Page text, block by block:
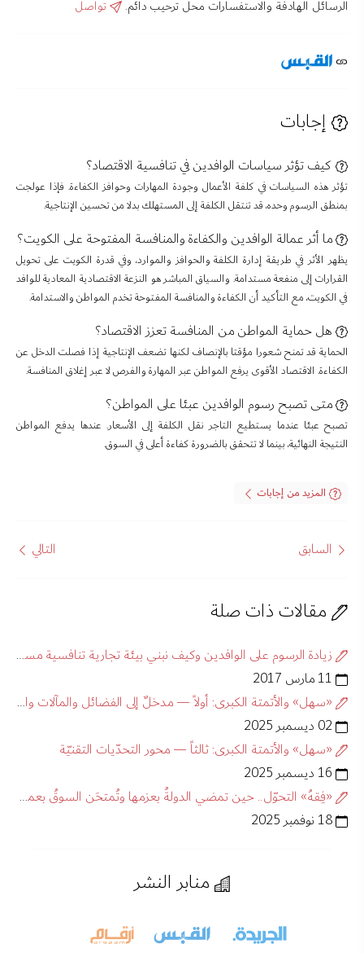
الرسائل الهادفة والاستفسارات محل ترحيب دائم. تواصل
إجابات
كيف تؤثر سياسات الوافدين في تنافسية الاقتصاد؟
تؤثر هذه السياسات في كلفة الأعمال وجودة المهارات وحوافز الكفاءة. فإذا عولجت
بمنطق الرسوم وحده، قد تنتقل الكلفة إلى المستهلك بدلا من تحسين الإنتاجية.
ما أثر عمالة الوافدين والكفاءة والمنافسة المفتوحة على الكويت؟
يظهر الأثر في طريقة إدارة الكلفة والحوافز والموارد، وفي قدرة الكويت على تحويل
القرارات إلى منفعة مستدامة. والسياق المباشر هو النزعة الاقتصادية المعادية للوافد
في الكويت، مع التأكيد أن الكفاءة والمنافسة المفتوحة تخدم المواطن والاستدامة.
هل حماية المواطن من المنافسة تعزز الاقتصاد؟
الحماية قد تمنح شعورا مؤقتا بالإنصاف لكنها تضعف الإنتاجية إذا فصلت الدخل عن
الكفاءة. الاقتصاد الأقوى يرفع المواطن عبر المهارة والفرص لا عبر إغلاق المنافسة.
متى تصبح رسوم الوافدين عبئا على المواطن؟
تصبح عبئا عندما يستطيع التاجر نقل الكلفة إلى الأسعار. عندها يدفع المواطن
النتيجة النهائية، بينما لا تتحقق بالضرورة كفاءة أعلى في السوق.
المزيد من إجابات
السابق التالي
مقالات ذات صلة
زيادة الرسوم على الوافدين وكيف نبني بيئة تجارية تنافسية مستدامة؟
«سهل» والأتمتة الكبرى: أولاً — مدخلٌ إلى الفضائل والمآلات والتحدّيات
«سهل» والأتمتة الكبرى: ثالثاً — محور التحدّيات التقنيّة
«فِقهُ» التحوّل.. حين تمضي الدولةُ بعزمها وتُمتحَن السوقُ بعمقها
منابر النشر